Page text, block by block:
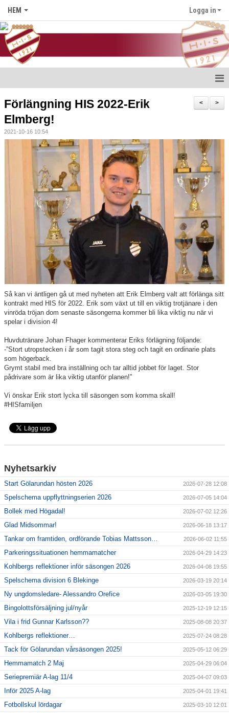
HEM Logga in
Nyheter
Föreningen
Styrelse Högadals IS
Hyra Klubbstuga
>
<
Förlängning HIS 2022-Erik
Elmberg!
2021-10-16 10:54
Så kan vi äntligen gå ut med nyheten att Erik Elmberg valt att förlänga sitt
kontrakt med HIS för 2022. Erik som växt ut till en viktig trotjänare i den
vinröda tröjan dom senaste säsongerna kommer bli lika viktig nu när vi
spelar i division 4!
Huvdutränare Johan Fhager kommenterar Eriks förlägning följande:
-”Stort utropstecken i år som tagit stora steg och tagit en ordinarie plats
som högerback.
Grymt stabil med bra inställning och tar alltid jobbet för laget. Stor
pådrivare som är lika viktig utanför planen!”
Vi önskar Erik stort lycka till säsongen som komma skall!
#HISfamiljen
Nyhetsarkiv
Start Gölarundan hösten 2026 2026-07-28 12:08
Spelschema uppflyttningserien 2026 2026-07-05 14:04
Bollek med Högadal! 2026-07-02 12:26
Glad Midsommar! 2026-06-18 13:17
Tankar om framtiden, ordförande Tobias Mattsson… 2026-06-02 11:55
Parkeringssituationen hemmamatcher 2026-04-29 14:23
Kohlbergs reflektioner inför säsongen 2026 2026-04-08 19:55
Spelschema division 6 Blekinge 2026-03-19 20:14
Ny ungdomsledare- Alessandro Orefice 2026-03-05 19:30
Bingolottsförsäljning jul/nyår 2025-12-19 12:15
Vila i frid Gunnar Karlsson?? 2025-08-08 20:37
Kohlbergs reflektioner… 2025-07-24 08:28
Tack för Gölarundan vårsäsongen 2025! 2025-05-12 06:29
Hemmamatch 2 Maj 2025-04-29 06:04
Seriepremiär A-lag 11/4 2025-04-07 09:03
Inför 2025 A-lag 2025-04-01 19:41
Fotbollskul lördagar 2025-03-10 12:01